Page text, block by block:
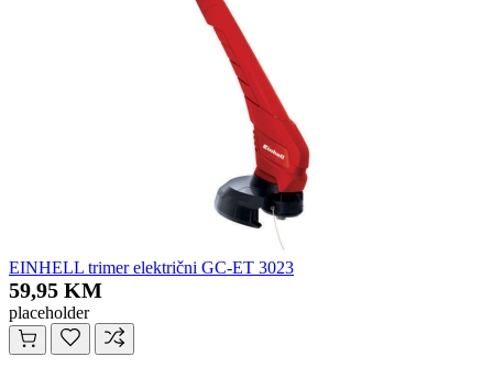
EINHELL trimer električni GC-ET 3023
59,95 KM
placeholder